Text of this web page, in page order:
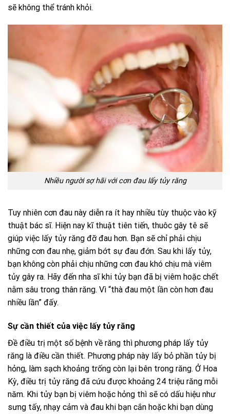
sẽ không thể tránh khỏi.
Nhiều người sợ hãi với cơn đau lấy tủy răng
Tuy nhiên cơn đau này diễn ra ít hay nhiều tùy thuộc vào kỹ
thuật bác sĩ. Hiện nay kĩ thuật tiên tiến, thuôc gây tê sẽ
giúp việc lấy tủy răng đỡ đau hơn. Bạn sẽ chỉ phải chịu
những cơn đau nhẹ, giảm bớt sự đau đớn. Sau khi lấy tủy,
bạn không còn phải chịu những cơn đau khó chịu mà viêm
tủy gây ra. Hãy đến nha sĩ khi tủy bạn đã bị viêm hoặc chết
nằm sâu trong thân răng. Vì “thà đau một lần còn hơn đau
nhiều lần” đấy.
Sự cần thiết của việc lấy tủy răng
Đề điều trị một số bệnh về răng thì phương pháp lấy tủy
răng là điều cần thiết. Phương pháp này lấy bỏ phần tủy bị
hỏng, làm sạch khoảng trống còn lại bên trong răng. Ở Hoa
Kỳ, điều trị tủy răng đã cứu được khoảng 24 triệu răng mỗi
năm. Khi tủy bạn bị viêm hoặc hỏng thì sẽ có dấu hiệu như
sưng tấy, nhạy cảm và đau khi bạn cắn hoặc khi bạn dùng